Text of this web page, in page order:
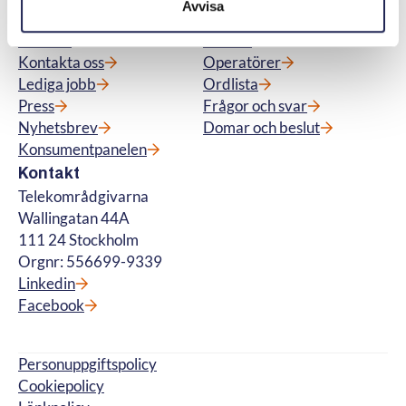
Avvisa
Kontakta oss
Lediga jobb
Press
Nyhetsbrev
Konsumentpanelen
Snabblänkar
Operatörer
Ordlista
Frågor och svar
Domar och beslut
Kontakt
Telekområdgivarna
Wallingatan 44A
111 24 Stockholm
Orgnr: 556699-9339
Linkedin
Facebook
Personuppgiftspolicy
Cookiepolicy